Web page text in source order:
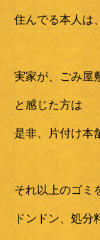
住んでる本人は
実家が、ごみ屋
と感じた方は
是非、片付け本
それ以上のゴミ
ドンドン、処分